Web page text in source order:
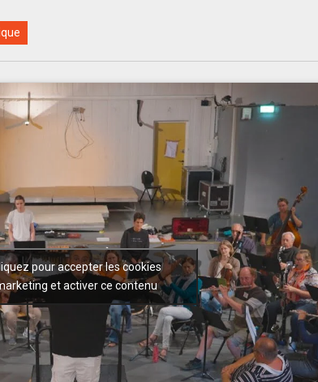
pour accepter les cookies
et activer ce contenu